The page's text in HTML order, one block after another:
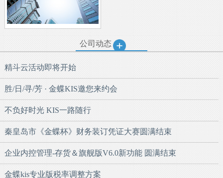
公司动态
精斗云活动即将开始
胜/日/寻/芳 · 金蝶KIS邀您来约会
不负好时光 KIS一路随行
秦皇岛市《金蝶杯》财务装订凭证大赛圆满结束
企业内控管理-存货＆旗舰版V6.0新功能 圆满结束
金蝶kis专业版税率调整方案